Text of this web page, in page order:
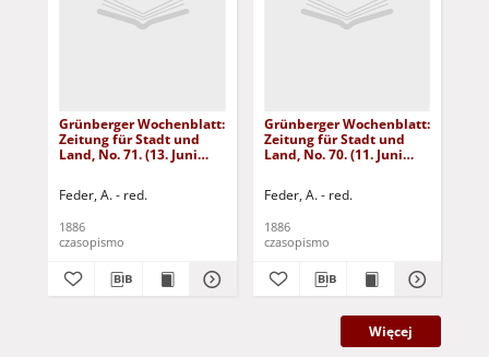
Grünberger Wochenblatt:
Zeitung für Stadt und
Land, No. 71. (13. Juni
Feder, A. - red.
1886
czasopismo
Grünberger Wochenblatt:
Zeitung für Stadt und
Land, No. 70. (11. Juni
Feder, A. - red.
1886
czasopismo
Więcej